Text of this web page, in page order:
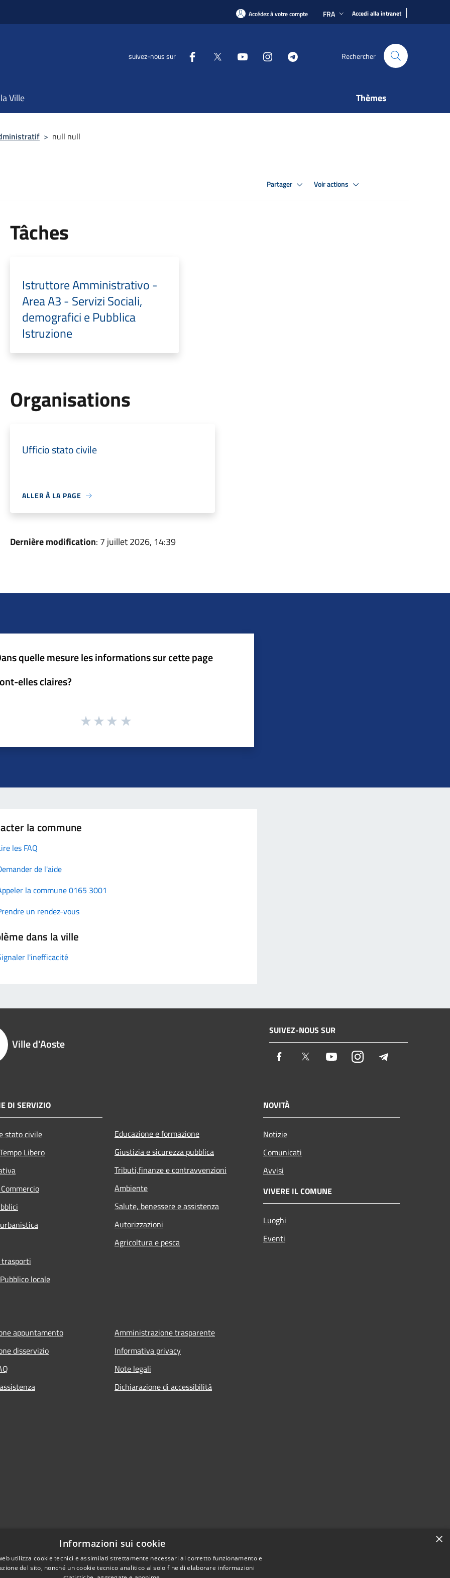
Accédez à votre compte FRA Accedi alla intranet |
suivez-nous sur Rechercher
Ville Thèmes
> null null
Partager Voir actions
Tâches
Istruttore Amministrativo -
Area A3 - Servizi Sociali,
demografici e Pubblica
Istruzione
Organisations
Ufficio stato civile
ALLER À LA PAGE
Dernière modification: 7 juillet 2026, 14:39
quelle mesure les informations sur cette page
elles claires?
la commune
les FAQ
de l'aide
la commune 0165 3001
un rendez-vous
dans la ville
l'inefficacité
Ville d'Aoste
SUIVEZ-NOUS SUR
Facebook Twitter YoutubeInstagram
DI SERVIZIO
stato civile
Libero
locale
Educazione e formazione
Giustizia e sicurezza pubblica
Tributi,finanze e contravvenzioni
Ambiente
Salute, benessere e assistenza
Autorizzazioni
Agricoltura e pesca
NOVITÀ
Notizie
Comunicati
Avvisi
VIVERE IL COMUNE
Luoghi
Eventi
appuntamento
disservizio
Amministrazione trasparente
Informativa privacy
Note legali
Dichiarazione di accessibilità
×
Informazioni sui cookie
utilizza cookie tecnici e assimilati strettamente necessari al corretto funzionamento e
del sito, nonché un cookie tecnico analitico al solo fine di elaborare informazioni